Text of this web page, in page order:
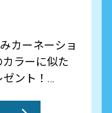
カーネーショ
ラーに似た
ント！